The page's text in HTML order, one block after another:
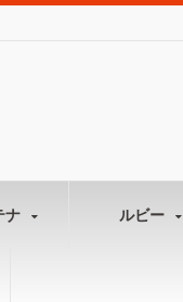
ナ ルビー